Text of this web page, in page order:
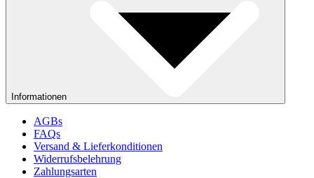
Informationen
AGBs
FAQs
Versand & Lieferkonditionen
Widerrufsbelehrung
Zahlungsarten